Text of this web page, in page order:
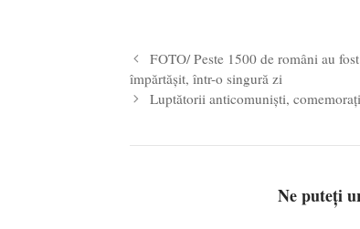
FOTO/ Peste 1500 de români au
împărtășit, într-o singură zi
Luptătorii anticomuniști,
Ne puteți